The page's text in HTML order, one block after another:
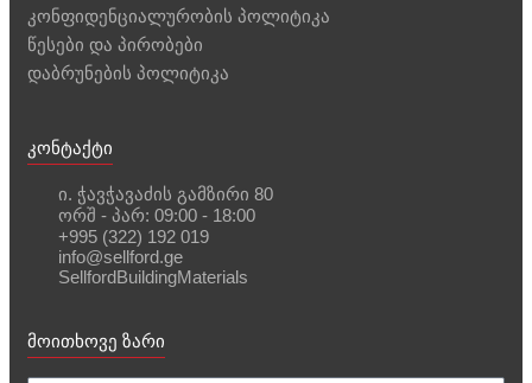
კონფიდენციალურობის პოლიტიკა
წესები და პირობები
დაბრუნების პოლიტიკა
კონტაქტი
ი. ჭავჭავაძის გამზირი 80
ორშ - პარ: 09:00 - 18:00
+995 (322) 192 019
info@sellford.ge
SellfordBuildingMaterials
მოითხოვე ზარი